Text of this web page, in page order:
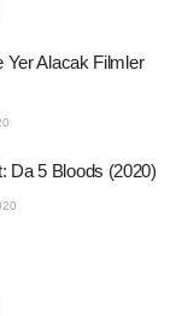
Yer Alacak Filmler
Da 5 Bloods (2020)